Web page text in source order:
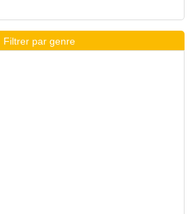
Filtrer par genre